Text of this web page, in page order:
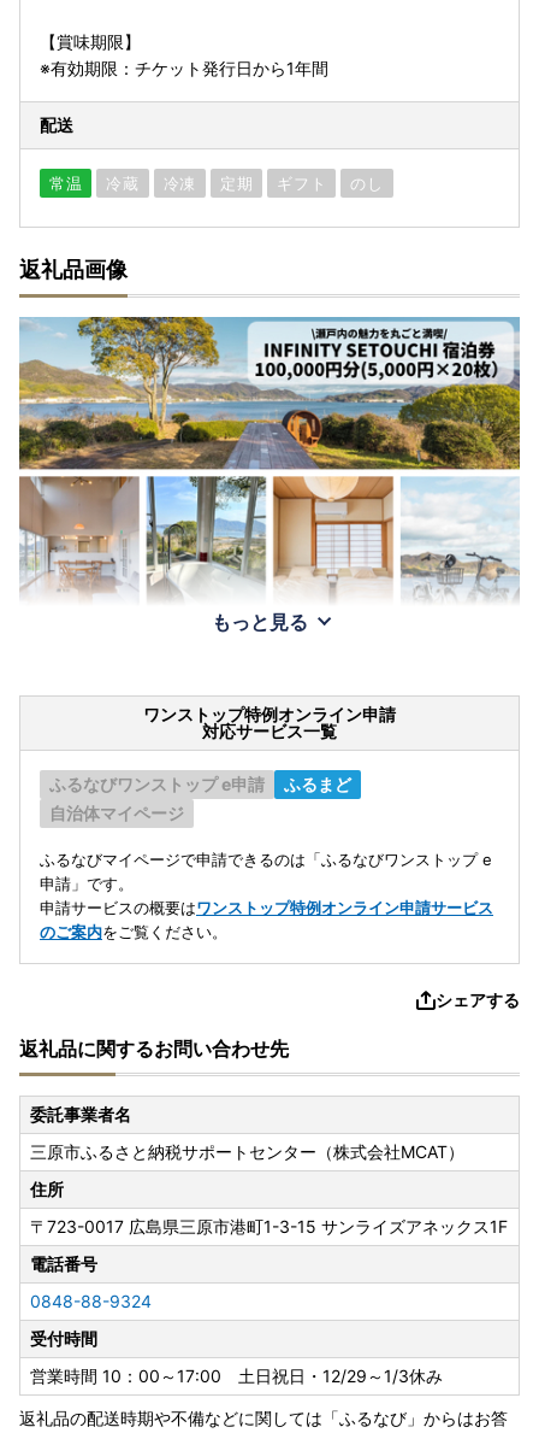
【賞味期限】
※有効期限：チケット発行日から1年間
配送
常温 冷蔵 冷凍 定期 ギフト のし
返礼品画像
もっと見る
ワンストップ特例オンライン申請
対応サービス一覧
ふるなびワンストップ e申請
ふるまど
自治体マイページ
ふるなびマイページで申請できるのは「ふるなびワンストップ e
申請」です。
申請サービスの概要はワンストップ特例オンライン申請サービス
のご案内をご覧ください。
シェアする
返礼品に関するお問い合わせ先
委託事業者名
三原市ふるさと納税サポートセンター（株式会社MCAT）
住所
〒723-0017 広島県三原市港町1-3-15 サンライズアネックス1F
電話番号
0848-88-9324
受付時間
営業時間 10：00～17:00 土日祝日・12/29～1/3休み
返礼品の配送時期や不備などに関しては「ふるなび」からはお答